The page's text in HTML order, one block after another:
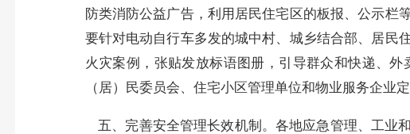
防类消防公益广告，利用居民住宅区的板报、公示栏
要针对电动自行车多发的城中村、城乡结合部、居民
火灾案例，张贴发放标语图册，引导群众和快递、
（居）民委员会、住宅小区管理单位和物业服务企业
五、完善安全管理长效机制。各地应急管理、工业